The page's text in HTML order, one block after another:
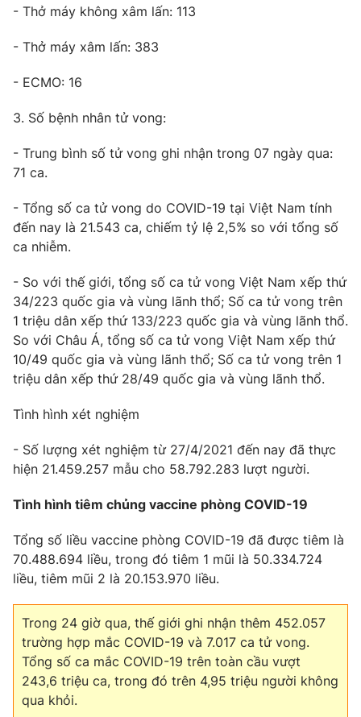
Theo dõi báo trên
Cơ quan chủ quản:
Giấy phép hoạt động báo in và báo điện tử số 483/GP-BTTTT
cấp ngày 29/12/2023
Tổng Biên tập:
Phó Tổng Biên tập:
Nguyễn Thị Mỹ Hạnh, Phạm Quốc Thắng,
Nguyễn Trọng Ninh
Tổng đài VTV:
024.38 355 931 - 024.38 355 932
Ðiện thoại Thời báo VTV:024.66 897 897
Email: toasoan@vtv.vn
Liên hệ quảng cáo:024-7300.7108
® Cấm sao chép dưới mọi hình thức nếu không có sự chấp
thuận bằng văn bản. Ghi rõ nguồn VTV.vn khi phát hành lại
thông tin từ website này.
- Thở máy không xâm lấn: 113
- Thở máy xâm lấn: 383
- ECMO: 16
3. Số bệnh nhân tử vong:
- Trung bình số tử vong ghi nhận trong 07 ngày qua:
71 ca.
- Tổng số ca tử vong do COVID-19 tại Việt Nam tính
đến nay là 21.543 ca, chiếm tỷ lệ 2,5% so với tổng số
ca nhiễm.
- So với thế giới, tổng số ca tử vong Việt Nam xếp thứ
34/223 quốc gia và vùng lãnh thổ; Số ca tử vong trên
1 triệu dân xếp thứ 133/223 quốc gia và vùng lãnh thổ.
So với Châu Á, tổng số ca tử vong Việt Nam xếp thứ
10/49 quốc gia và vùng lãnh thổ; Số ca tử vong trên 1
triệu dân xếp thứ 28/49 quốc gia và vùng lãnh thổ.
Tình hình xét nghiệm
- Số lượng xét nghiệm từ 27/4/2021 đến nay đã thực
hiện 21.459.257 mẫu cho 58.792.283 lượt người.
Tình hình tiêm chủng vaccine phòng COVID-19
Tổng số liều vaccine phòng COVID-19 đã được tiêm là
70.488.694 liều, trong đó tiêm 1 mũi là 50.334.724
liều, tiêm mũi 2 là 20.153.970 liều.
Trong 24 giờ qua, thế giới ghi nhận thêm 452.057
trường hợp mắc COVID-19 và 7.017 ca tử vong.
Tổng số ca mắc COVID-19 trên toàn cầu vượt
243,6 triệu ca, trong đó trên 4,95 triệu người không
qua khỏi.